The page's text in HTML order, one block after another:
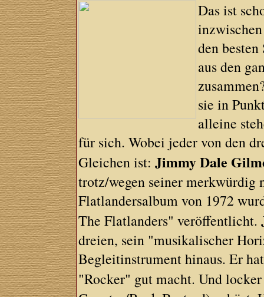
Das ist
den
aus den
sie in
alleine
für sich. Wobei jeder von den
Gleichen ist:Jimmy Dale
trotz/wegen seiner merkwürdig
Flatlandersalbum von 1972
The Flatlanders" veröffentlicht.
dreien, sein "musikalischer
Begleitinstrument hinaus. Er
"Rocker" gut macht. Und